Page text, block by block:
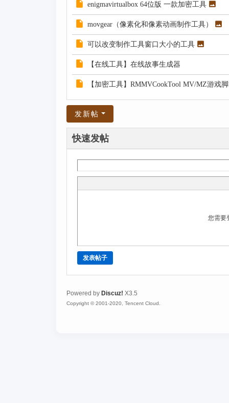
enigmavirtualbox 64位版 一款加密工具
movgear（像素化和像素动画制作工具）
可以改变制作工具窗口大小的工具
【在线工具】在线故事生成器
【加密工具】RMMVCookTool MV/MZ游戏
发新帖
快速发帖
您需要
发表帖子
Powered by Discuz! X3.5
Copyright © 2001-2020, Tencent Cloud.